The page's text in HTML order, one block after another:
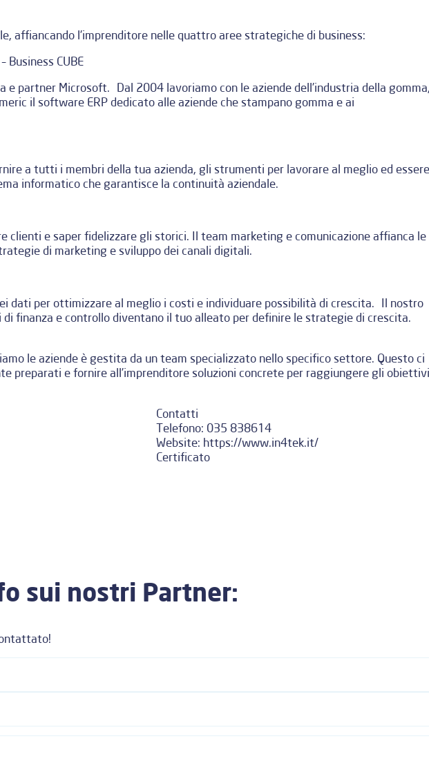
affiancando l’imprenditore nelle quattro aree strategiche di business:
Business CUBE
e partner Microsoft. Dal 2004 lavoriamo con le aziende dell’industria della
il software ERP dedicato alle aziende che stampano gomma e ai
a tutti i membri della tua azienda, gli strumenti per lavorare al meglio ed essere
informatico che garantisce la continuità aziendale.
clienti e saper fidelizzare gli storici. Il team marketing e comunicazione affianca le
di marketing e sviluppo dei canali digitali.
dati per ottimizzare al meglio i costi e individuare possibilità di crescita. Il nostro
finanza e controllo diventano il tuo alleato per definire le strategie di crescita.
le aziende è gestita da un team specializzato nello specifico settore. Questo ci
preparati e fornire all’imprenditore soluzioni concrete per raggiungere gli obiettivi
Contatti
Telefono: 035 838614
Website: https://www.in4tek.it/
Certificato
sui nostri Partner: